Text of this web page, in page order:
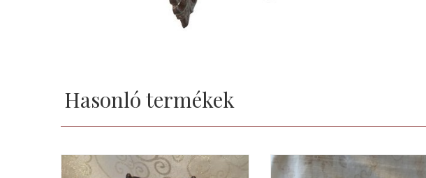
Hasonló termékek